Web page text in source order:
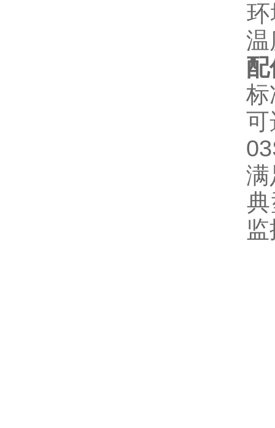
温
标
可
满